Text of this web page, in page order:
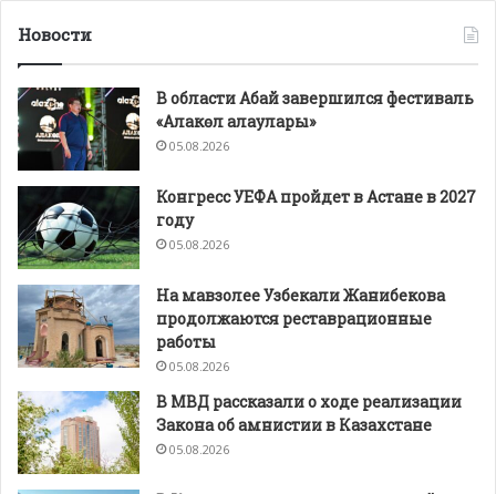
Новости
В области Абай завершился фестиваль
«Алакөл алаулары»
05.08.2026
Конгресс УЕФА пройдет в Астане в 2027
году
05.08.2026
На мавзолее Узбекали Жанибекова
продолжаются реставрационные
работы
05.08.2026
В МВД рассказали о ходе реализации
Закона об амнистии в Казахстане
05.08.2026